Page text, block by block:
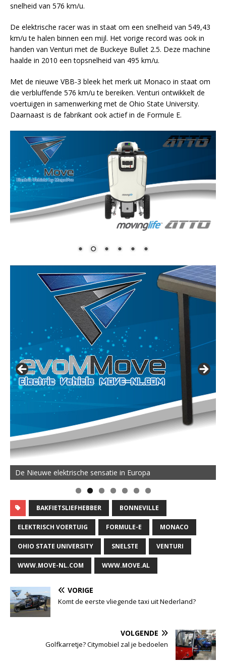
snelheid van 576 km/u.
De elektrische racer was in staat om een snelheid van 549,43
km/u te halen binnen een mijl. Het vorige record was ook in
handen van Venturi met de Buckeye Bullet 2.5. Deze machine
haalde in 2010 een topsnelheid van 495 km/u.
Met de nieuwe VBB-3 bleek het merk uit Monaco in staat om
die verbluffende 576 km/u te bereiken. Venturi ontwikkelt de
voertuigen in samenwerking met de Ohio State University.
Daarnaast is de fabrikant ook actief in de Formule E.
De Nieuwe elektrische sensatie in Europa
BAKFIETSLIEFHEBBER BONNEVILLE
ELEKTRISCH VOERTUIG FORMULE-E MONACO
OHIO STATE UNIVERSITY SNELSTE VENTURI
WWW.MOVE-NL.COM WWW.MOVE.AL
VORIGE
Komt de eerste vliegende taxi uit Nederland?
VOLGENDE
Golfkarretje? Citymobiel zal je bedoelen